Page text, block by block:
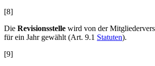
[8]
Die Revisionsstelle wird von der
für ein Jahr gewählt (Art. 9.1 Statuten).
[9]